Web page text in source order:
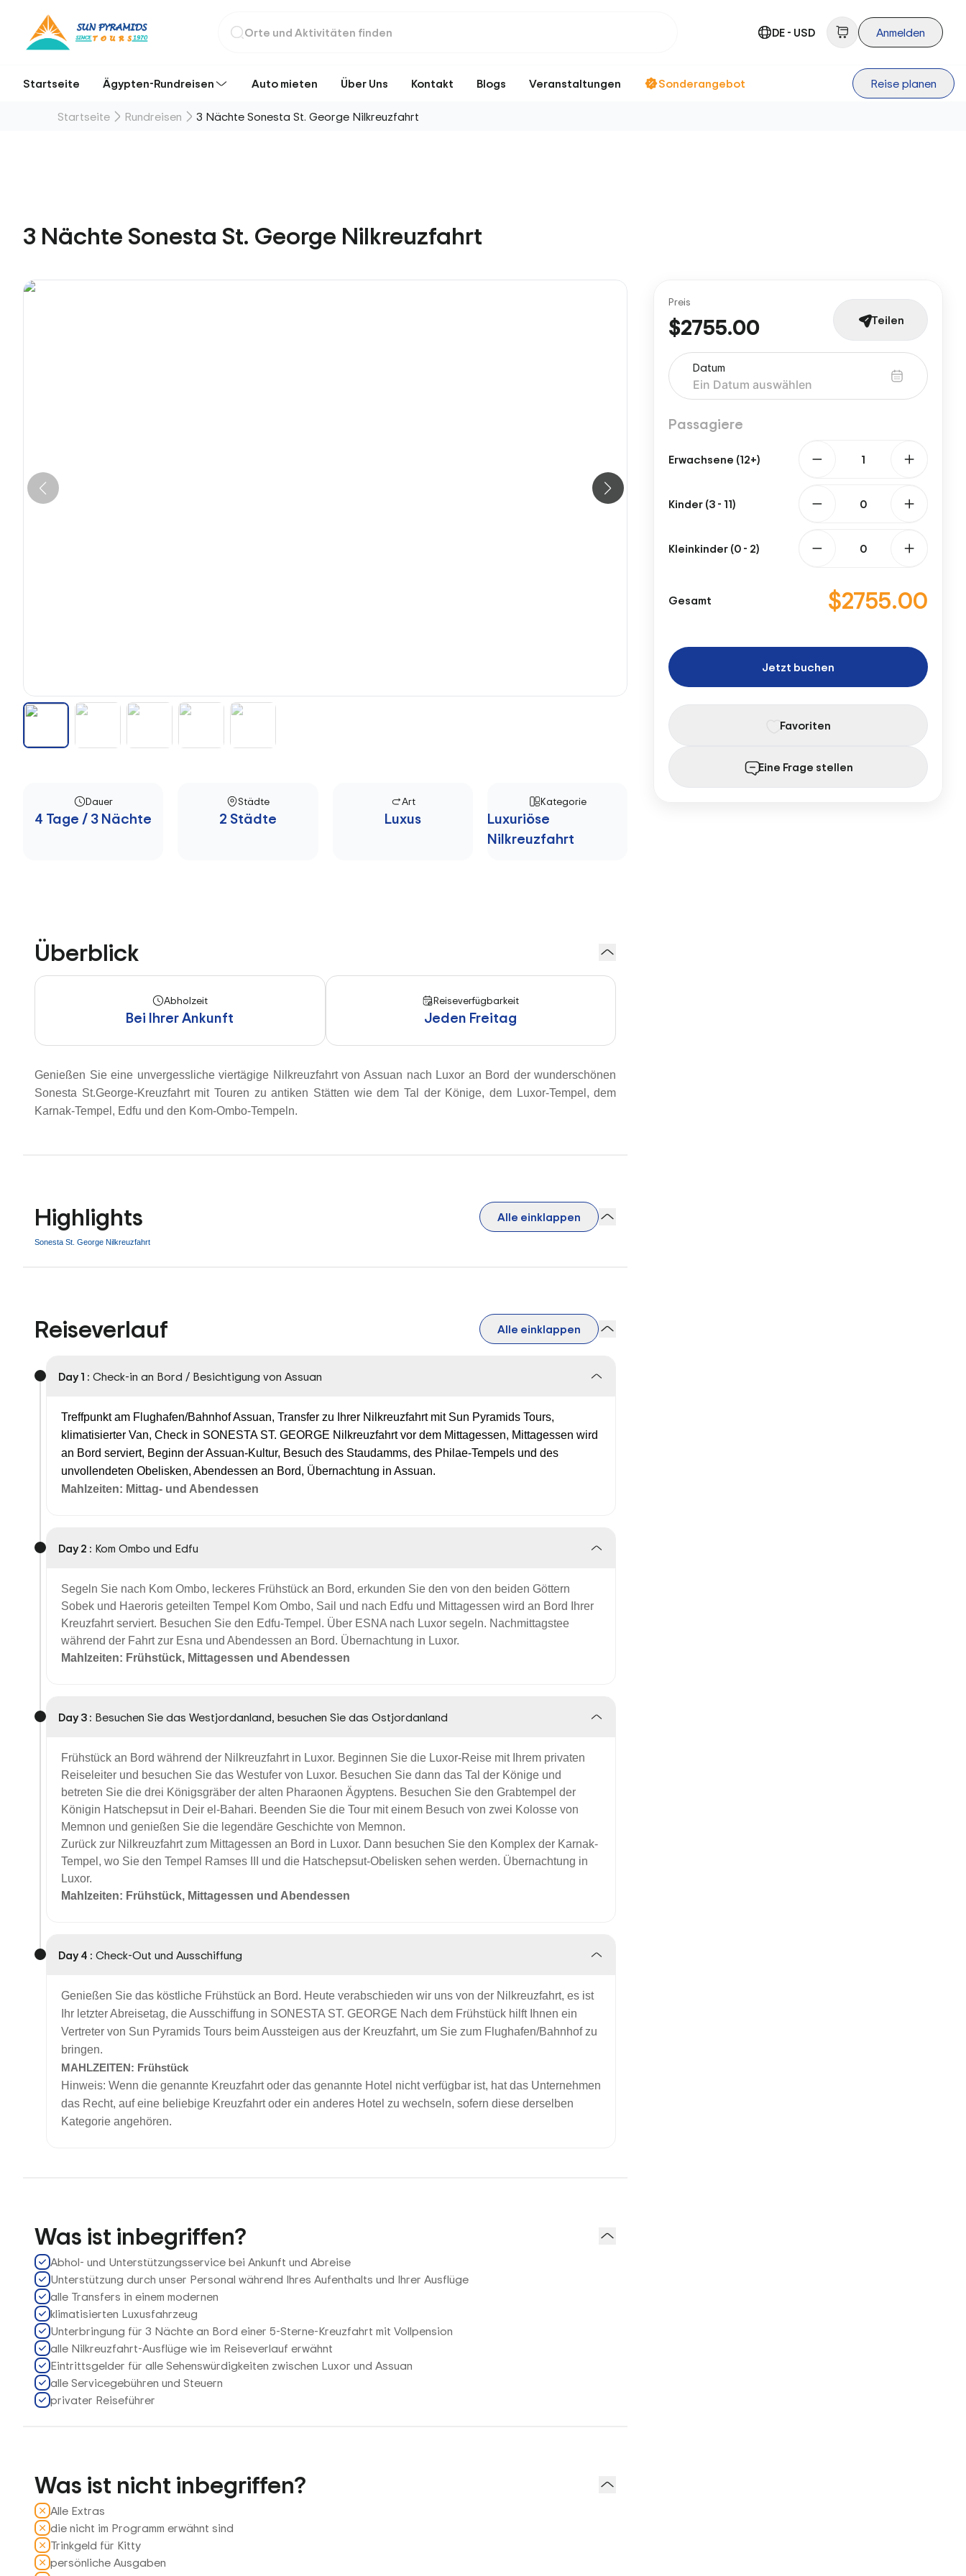
DE - USD Anmelden
Startseite Ägypten-Rundreisen Auto mieten Über Uns Kontakt Blogs Veranstaltungen Sonderangebot Reise planen
Startseite Rundreisen 3 Nächte Sonesta St. George Nilkreuzfahrt
3 Nächte Sonesta St. George Nilkreuzfahrt
Dauer
4 Tage / 3 Nächte
Städte
2 Städte
Art
Luxus
Kategorie
Luxuriöse
Nilkreuzfahrt
Überblick
Abholzeit
Bei Ihrer Ankunft
Reiseverfügbarkeit
Jeden Freitag
Genießen Sie eine unvergessliche viertägige Nilkreuzfahrt von Assuan nach Luxor an Bord der wunderschönen
Sonesta St.George-Kreuzfahrt mit Touren zu antiken Stätten wie dem Tal der Könige, dem Luxor-Tempel, dem
Karnak-Tempel, Edfu und den Kom-Ombo-Tempeln.
Highlights Alle einklappen
Sonesta St. George Nilkreuzfahrt
Reiseverlauf Alle einklappen
Day 1 : Check-in an Bord / Besichtigung von Assuan
Treffpunkt am Flughafen/Bahnhof Assuan, Transfer zu Ihrer Nilkreuzfahrt mit Sun Pyramids Tours,
klimatisierter Van, Check in SONESTA ST. GEORGE Nilkreuzfahrt vor dem Mittagessen, Mittagessen wird
an Bord serviert, Beginn der Assuan-Kultur, Besuch des Staudamms, des Philae-Tempels und des
unvollendeten Obelisken, Abendessen an Bord, Übernachtung in Assuan.
Mahlzeiten: Mittag- und Abendessen
Day 2 : Kom Ombo und Edfu
Segeln Sie nach Kom Ombo, leckeres Frühstück an Bord, erkunden Sie den von den beiden Göttern
Sobek und Haeroris geteilten Tempel Kom Ombo, Sail und nach Edfu und Mittagessen wird an Bord Ihrer
Kreuzfahrt serviert. Besuchen Sie den Edfu-Tempel. Über ESNA nach Luxor segeln. Nachmittagstee
während der Fahrt zur Esna und Abendessen an Bord. Übernachtung in Luxor.
Mahlzeiten: Frühstück, Mittagessen und Abendessen
Day 3 : Besuchen Sie das Westjordanland, besuchen Sie das Ostjordanland
Frühstück an Bord während der Nilkreuzfahrt in Luxor. Beginnen Sie die Luxor-Reise mit Ihrem privaten
Reiseleiter und besuchen Sie das Westufer von Luxor. Besuchen Sie dann das Tal der Könige und
betreten Sie die drei Königsgräber der alten Pharaonen Ägyptens. Besuchen Sie den Grabtempel der
Königin Hatschepsut in Deir el-Bahari. Beenden Sie die Tour mit einem Besuch von zwei Kolosse von
Memnon und genießen Sie die legendäre Geschichte von Memnon.
Zurück zur Nilkreuzfahrt zum Mittagessen an Bord in Luxor. Dann besuchen Sie den Komplex der Karnak-
Tempel, wo Sie den Tempel Ramses III und die Hatschepsut-Obelisken sehen werden. Übernachtung in
Luxor.
Mahlzeiten: Frühstück, Mittagessen und Abendessen
Day 4 : Check-Out und Ausschiffung
Genießen Sie das köstliche Frühstück an Bord. Heute verabschieden wir uns von der Nilkreuzfahrt, es ist
Ihr letzter Abreisetag, die Ausschiffung in SONESTA ST. GEORGE Nach dem Frühstück hilft Ihnen ein
Vertreter von Sun Pyramids Tours beim Aussteigen aus der Kreuzfahrt, um Sie zum Flughafen/Bahnhof zu
bringen.
MAHLZEITEN: Frühstück
Hinweis: Wenn die genannte Kreuzfahrt oder das genannte Hotel nicht verfügbar ist, hat das Unternehmen
das Recht, auf eine beliebige Kreuzfahrt oder ein anderes Hotel zu wechseln, sofern diese derselben
Kategorie angehören.
Was ist inbegriffen?
Abhol- und Unterstützungsservice bei Ankunft und Abreise
Unterstützung durch unser Personal während Ihres Aufenthalts und Ihrer Ausflüge
alle Transfers in einem modernen
klimatisierten Luxusfahrzeug
Unterbringung für 3 Nächte an Bord einer 5-Sterne-Kreuzfahrt mit Vollpension
alle Nilkreuzfahrt-Ausflüge wie im Reiseverlauf erwähnt
Eintrittsgelder für alle Sehenswürdigkeiten zwischen Luxor und Assuan
alle Servicegebühren und Steuern
privater Reiseführer
Was ist nicht inbegriffen?
Alle Extras
die nicht im Programm erwähnt sind
Trinkgeld für Kitty
persönliche Ausgaben
Preis
$2755.00 Teilen
Datum
Passagiere
Erwachsene (12+)
Kinder (3 - 11)
Kleinkinder (0 - 2)
Gesamt $2755.00
Jetzt buchen
Favoriten
Eine Frage stellen